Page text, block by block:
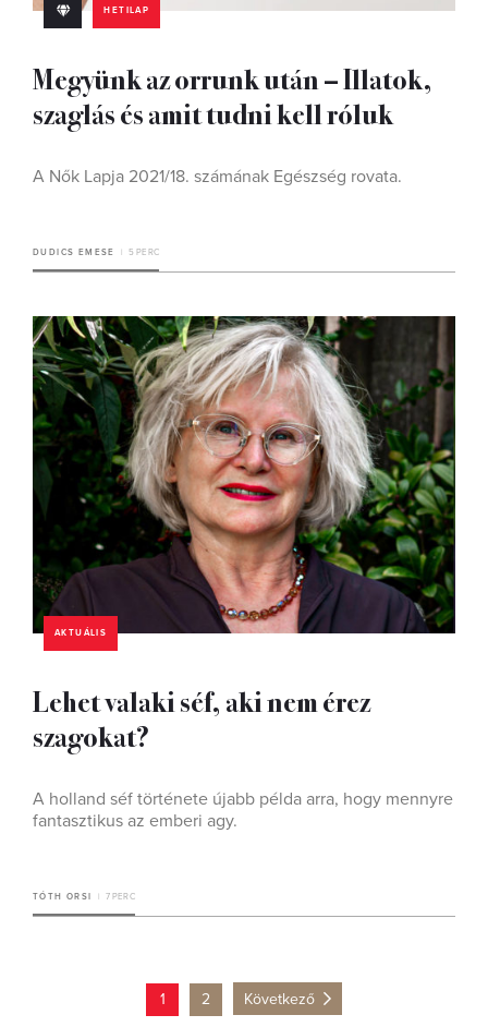
HETILAP
Megyünk az orrunk után – Illatok,
szaglás és amit tudni kell róluk
A Nők Lapja 2021/18. számának Egészség rovata.
DUDICS EMESE 5 PERC
AKTUÁLIS
Lehet valaki séf, aki nem érez
szagokat?
A holland séf története újabb példa arra, hogy mennyre
fantasztikus az emberi agy.
TÓTH ORSI 7 PERC
1 2 Következő